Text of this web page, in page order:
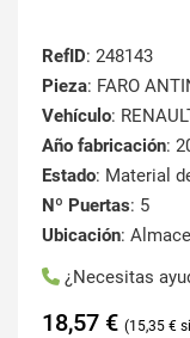
RefID: 248143
Pieza: FARO
Vehículo:
Año fabricación:
Estado: Material
Nº Puertas: 5
Ubicación:
¿Necesitas
18,57 € 15,35 €